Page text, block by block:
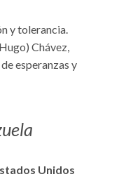
y tolerancia.
Chávez,
esperanzas y
Unidos